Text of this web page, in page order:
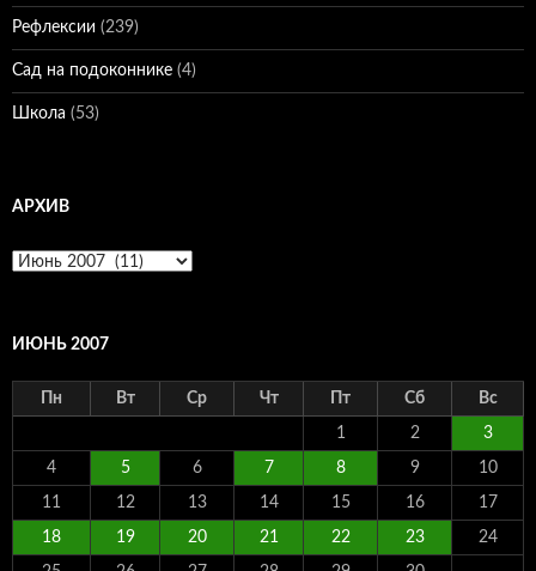
Рефлексии (239)
Сад на подоконнике (4)
Школа (53)
АРХИВ
Архив
ИЮНЬ 2007
Пн Вт Ср Чт Пт Сб Вс
1 2 3
4 5 6 7 8 9 10
11 12 13 14 15 16 17
18 19 20 21 22 23 24